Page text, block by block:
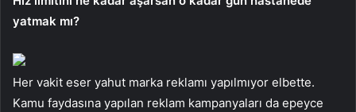
yatmak mı?
Her vakit eser yahut marka reklamı yapılmıyor elbette.
Kamu faydasına yapılan reklam kampanyaları da epeyce